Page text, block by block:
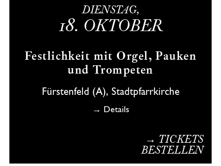
DIENSTAG,
18. OKTOBER
Festlichkeit mit Orgel, Pauken
und Trompeten
Fürstenfeld (A), Stadtpfarrkirche
→ Details
→ TICKETS
BESTELLEN